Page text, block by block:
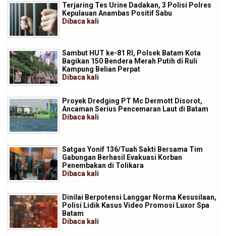
Terjaring Tes Urine Dadakan, 3 Polisi Polres
Kepulauan Anambas Positif Sabu
Dibaca kali
Sambut HUT ke-81 RI, Polsek Batam Kota
Bagikan 150 Bendera Merah Putih di Ruli
Kampung Belian Perpat
Dibaca kali
Proyek Dredging PT Mc Dermott Disorot,
Ancaman Serius Pencemaran Laut di Batam
Dibaca kali
Satgas Yonif 136/Tuah Sakti Bersama Tim
Gabungan Berhasil Evakuasi Korban
Penembakan di Tolikara
Dibaca kali
Dinilai Berpotensi Langgar Norma Kesusilaan,
Polisi Lidik Kasus Video Promosi Luxor Spa
Batam
Dibaca kali